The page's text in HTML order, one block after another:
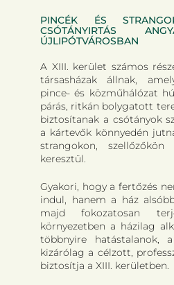
PINCÉK ÉS
CSÓTÁNYIRTÁS
ÚJLIPÓTVÁROSBAN
A XIII. kerület számos
társasházak állnak,
pince- és közműhálózat
párás, ritkán bolygatott
biztosítanak a csótányok
a kártevők könnyedén
strangokon, szellőzőkön
keresztül.
Gyakori, hogy a fertőzés
indul, hanem a ház
majd fokozatosan
környezetben a házilag
többnyire hatástalanok,
kizárólag a célzott,
biztosítja a XIII. kerületben.